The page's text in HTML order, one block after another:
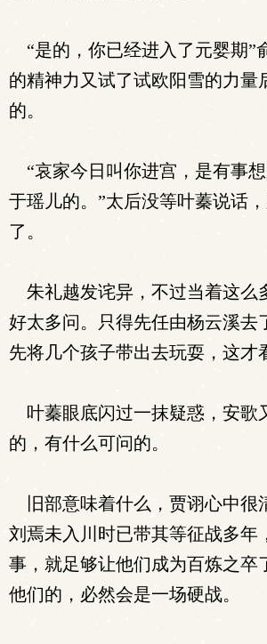
“是的，你已经进入了元婴期”
的精神力又试了试欧阳雪的力量
的。
“哀家今日叫你进宫，是有事
于瑶儿的。”太后没等叶蓁说话
了。
朱礼越发诧异，不过当着这么
好太多问。只得先任由杨云溪去
先将几个孩子带出去玩耍，这才
叶蓁眼底闪过一抹疑惑，安歌
的，有什么可问的。
旧部意味着什么，贾诩心中很
刘焉未入川时已带其等征战多年
事，就足够让他们成为百炼之卒
他们的，必然会是一场硬战。